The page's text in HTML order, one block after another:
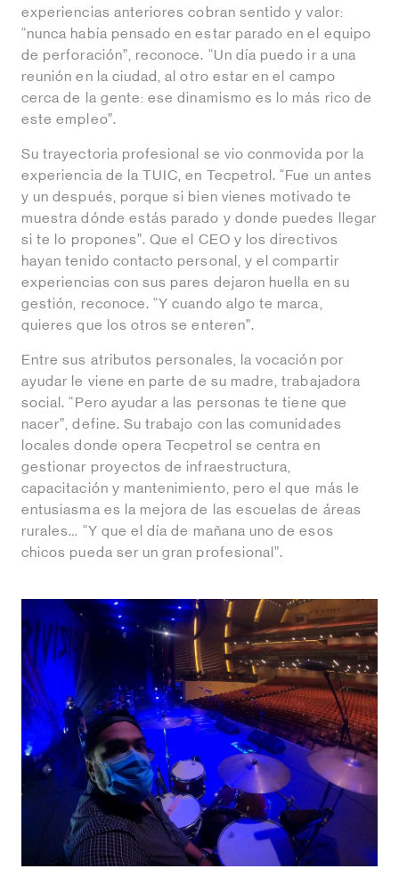
experiencias anteriores cobran sentido y valor:
“nunca había pensado en estar parado en el equipo
de perforación”, reconoce. “Un día puedo ir a una
reunión en la ciudad, al otro estar en el campo
cerca de la gente: ese dinamismo es lo más rico de
este empleo”.
Su trayectoria profesional se vio conmovida por la
experiencia de la TUIC, en Tecpetrol. “Fue un antes
y un después, porque si bien vienes motivado te
muestra dónde estás parado y donde puedes llegar
si te lo propones”. Que el CEO y los directivos
hayan tenido contacto personal, y el compartir
experiencias con sus pares dejaron huella en su
gestión, reconoce. “Y cuando algo te marca,
quieres que los otros se enteren”.
Entre sus atributos personales, la vocación por
ayudar le viene en parte de su madre, trabajadora
social. “Pero ayudar a las personas te tiene que
nacer”, define. Su trabajo con las comunidades
locales donde opera Tecpetrol se centra en
gestionar proyectos de infraestructura,
capacitación y mantenimiento, pero el que más le
entusiasma es la mejora de las escuelas de áreas
rurales… “Y que el día de mañana uno de esos
chicos pueda ser un gran profesional”.